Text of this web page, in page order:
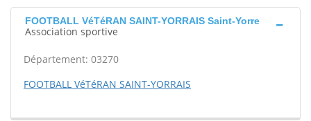
FOOTBALL VéTéRAN SAINT-YORRAIS Saint-Yorre
Association sportive
Département: 03270
FOOTBALL VéTéRAN SAINT-YORRAIS